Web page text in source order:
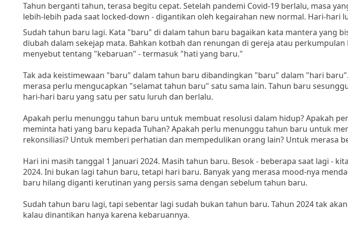
Tahun berganti tahun, terasa begitu cepat. Setelah pandemi Covid-19 berlalu, masa
lebih-lebih pada saat locked-down - digantikan oleh kegairahan new normal. Hari-hari
Sudah tahun baru lagi. Kata "baru" di dalam tahun baru bagaikan kata mantera yang
diubah dalam sekejap mata. Bahkan kotbah dan renungan di gereja atau
menyebut tentang "kebaruan" - termasuk "hati yang baru."
Tak ada keistimewaan "baru" dalam tahun baru dibandingkan "baru" dalam "hari
merasa perlu mengucapkan "selamat tahun baru" satu sama lain. Tahun baru
hari-hari baru yang satu per satu luruh dan berlalu.
Apakah perlu menunggu tahun baru untuk membuat resolusi dalam hidup? Apakah
meminta hati yang baru kepada Tuhan? Apakah perlu menunggu tahun baru untuk
rekonsiliasi? Untuk memberi perhatian dan mempedulikan orang lain? Untuk merasa
Hari ini masih tanggal 1 Januari 2024. Masih tahun baru. Besok - beberapa saat lagi -
2024. Ini bukan lagi tahun baru, tetapi hari baru. Banyak yang merasa mood-nya
baru hilang diganti kerutinan yang persis sama dengan sebelum tahun baru.
Sudah tahun baru lagi, tapi sebentar lagi sudah bukan tahun baru. Tahun 2024 tak
kalau dinantikan hanya karena kebaruannya.